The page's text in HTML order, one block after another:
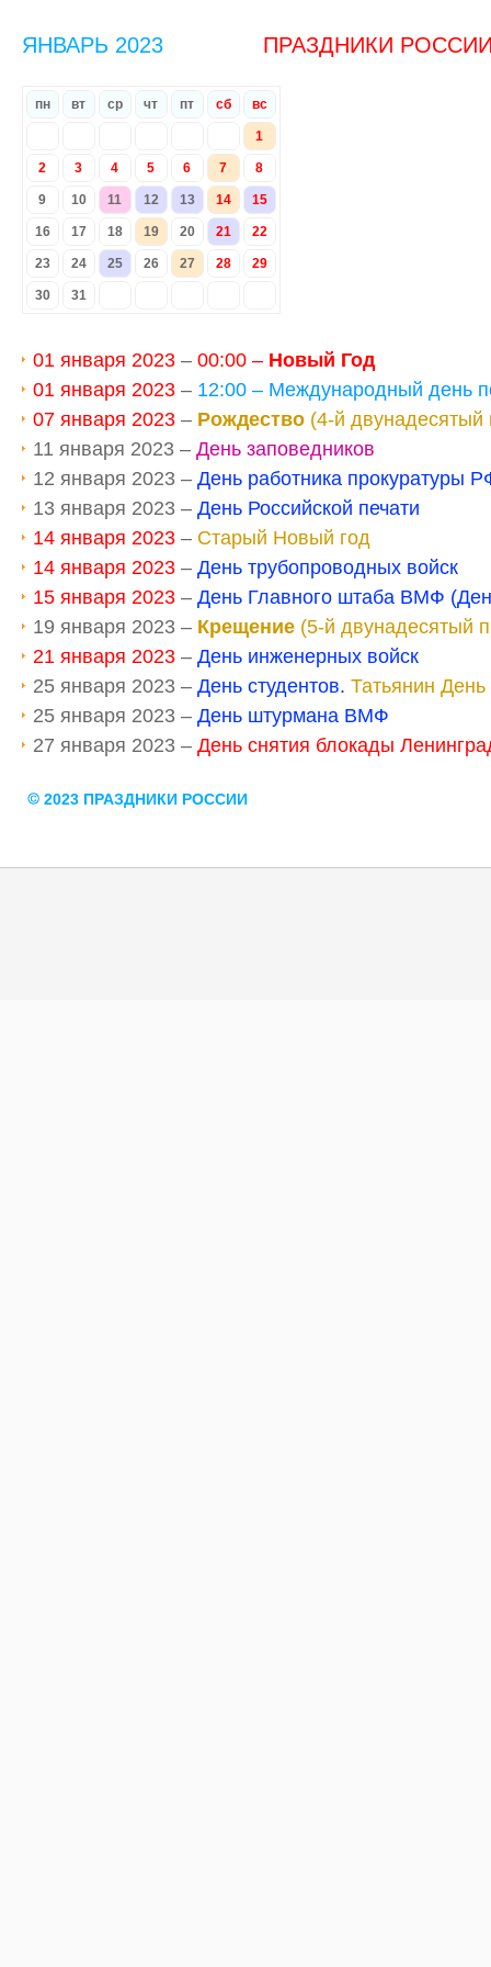
ЯНВАРЬ 2023 ПРАЗДНИКИ
пн вт ср чт пт сб вс
1
2 3 4 5 6 7 8
9 10 11 12 13 14 15
16 17 18 19 20 21 22
23 24 25 26 27 28 29
30 31
01 января 2023 – 00:00 – Новый Год
01 января 2023 – 12:00 – Международный день
07 января 2023 – Рождество (4-й двунадесятый
11 января 2023 – День заповедников
12 января 2023 – День работника прокуратуры
13 января 2023 – День Российской печати
14 января 2023 – Cтарый Новый год
14 января 2023 – День трубопроводных войск
15 января 2023 – День Главного штаба ВМФ
19 января 2023 – Крещение (5-й двунадесятый
21 января 2023 – День инженерных войск
25 января 2023 – День студентов. Татьянин День
25 января 2023 – День штурмана ВМФ
27 января 2023 – День снятия блокады
2023 ПРАЗДНИКИ РОССИИ